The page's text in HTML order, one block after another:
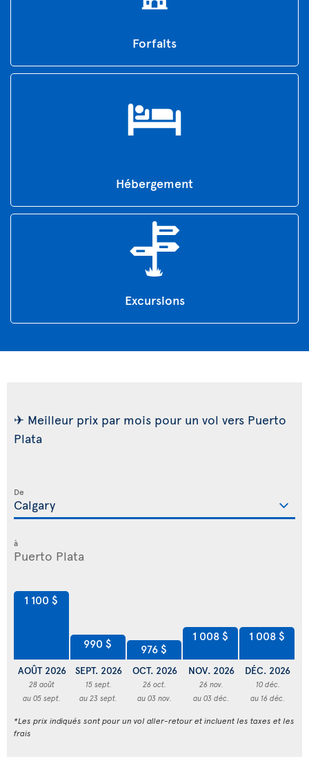
Forfaits
Hébergement
Excursions
✈ Meilleur prix par mois pour un vol vers Puerto
Plata
De
à
1 100 $
AOÛT 2026
28 août
au 05 sept.
990 $
SEPT. 2026
15 sept.
au 23 sept.
976 $
OCT. 2026
26 oct.
au 03 nov.
1 008 $
NOV. 2026
26 nov.
au 03 déc.
1 008 $
DÉC. 2026
10 déc.
au 16 déc.
*Les prix indiqués sont pour un vol aller-retour et incluent les taxes et les
frais